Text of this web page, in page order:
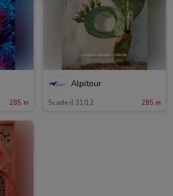
285 m
Alpitour
Scade il 31/12 285 m